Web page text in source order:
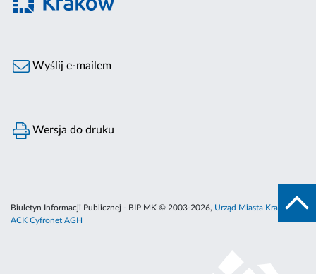
Wyślij e-mailem
Wersja do druku
Biuletyn Informacji Publicznej - BIP MK © 2003-2026, Urząd Miasta Krakowa
ACK Cyfronet AGH